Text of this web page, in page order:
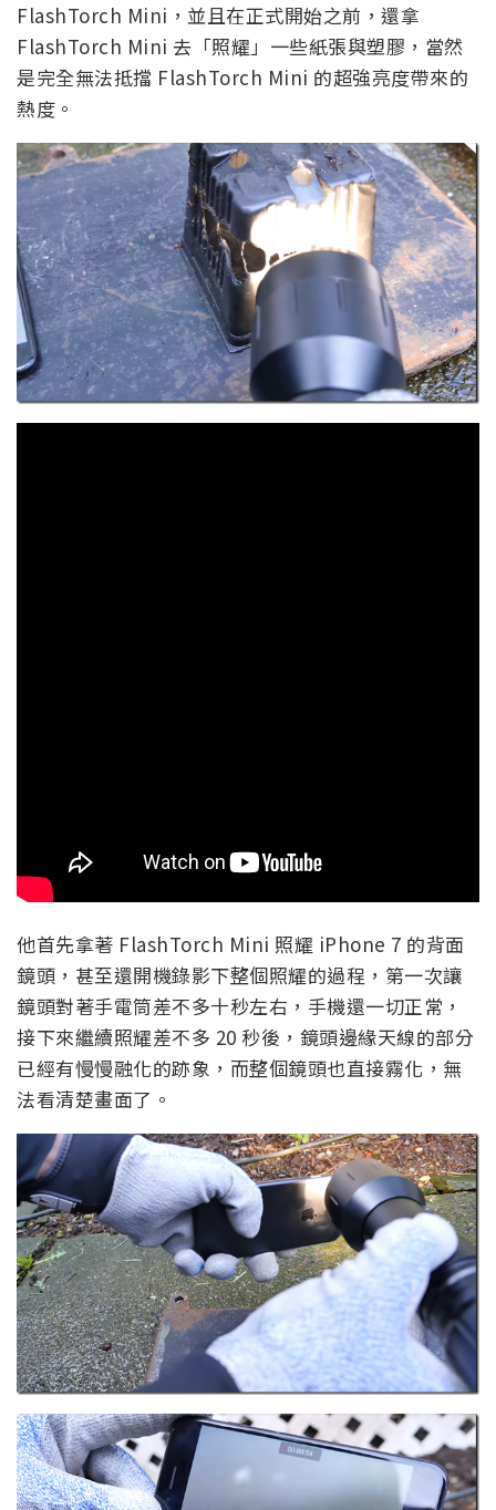
FlashTorch Mini，並且在正式開始之前，還拿
FlashTorch Mini 去「照耀」一些紙張與塑膠，當然
是完全無法抵擋 FlashTorch Mini 的超強亮度帶來的
熱度。
他首先拿著 FlashTorch Mini 照耀 iPhone 7 的背面
鏡頭，甚至還開機錄影下整個照耀的過程，第一次讓
鏡頭對著手電筒差不多十秒左右，手機還一切正常，
接下來繼續照耀差不多 20 秒後，鏡頭邊緣天線的部分
已經有慢慢融化的跡象，而整個鏡頭也直接霧化，無
法看清楚畫面了。